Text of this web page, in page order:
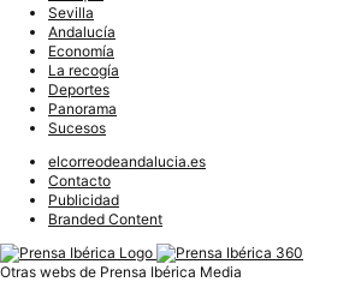
Sevilla
Andalucía
Economía
La recogía
Deportes
Panorama
Sucesos
elcorreodeandalucia.es
Contacto
Publicidad
Branded Content
Otras webs de Prensa Ibérica Media